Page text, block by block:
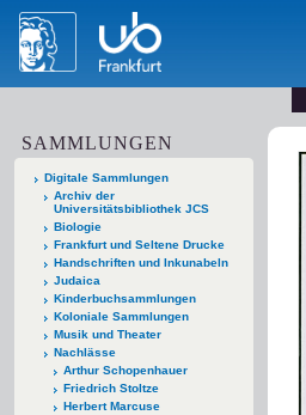
SAMMLUNGEN
Digitale Sammlungen
Archiv der
Universitätsbibliothek JCS
Biologie
Frankfurt und Seltene Drucke
Handschriften und Inkunabeln
Judaica
Kinderbuchsammlungen
Koloniale Sammlungen
Musik und Theater
Nachlässe
Arthur Schopenhauer
Friedrich Stoltze
Herbert Marcuse